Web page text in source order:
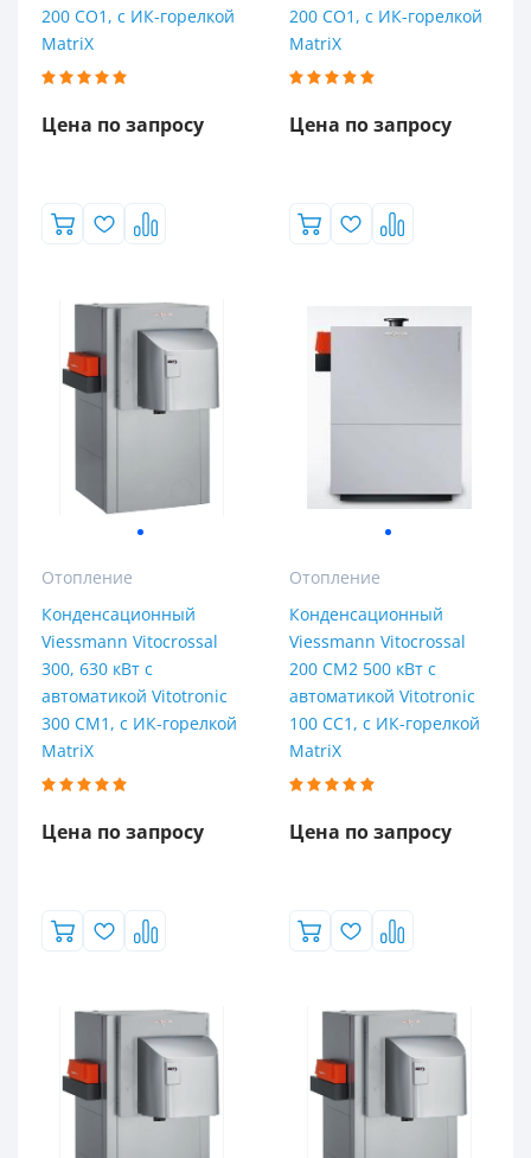
200 CO1, с ИК-горелкой
MatriX
Цена по запросу
200 CO1, с ИК-горелкой
MatriX
Цена по запросу
Отопление
Конденсационный
Viessmann Vitocrossal
300, 630 кВт с
автоматикой Vitotronic
300 CM1, с ИК-горелкой
MatriX
Цена по запросу
Отопление
Конденсационный
Viessmann Vitocrossal
200 CM2 500 кВт с
автоматикой Vitotronic
100 CC1, с ИК-горелкой
MatriX
Цена по запросу